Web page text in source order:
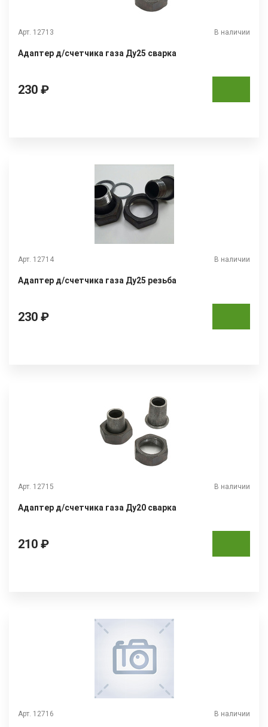
Арт. 12713 В наличии
Адаптер д/счетчика газа Ду25 сварка
230 ₽
Арт. 12714 В наличии
Адаптер д/счетчика газа Ду25 резьба
230 ₽
Арт. 12715 В наличии
Адаптер д/счетчика газа Ду20 сварка
210 ₽
Арт. 12716 В наличии